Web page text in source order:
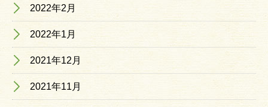
2022年2月
2022年1月
2021年12月
2021年11月